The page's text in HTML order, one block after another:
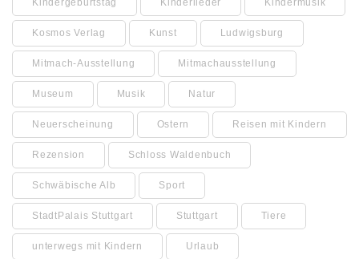
Kindergeburtstag Kinderlieder Kindermusik
Kosmos Verlag Kunst Ludwigsburg
Mitmach-Ausstellung Mitmachausstellung
Museum Musik Natur
Neuerscheinung Ostern Reisen mit Kindern
Rezension Schloss Waldenbuch
Schwäbische Alb Sport
StadtPalais Stuttgart Stuttgart Tiere
unterwegs mit Kindern Urlaub